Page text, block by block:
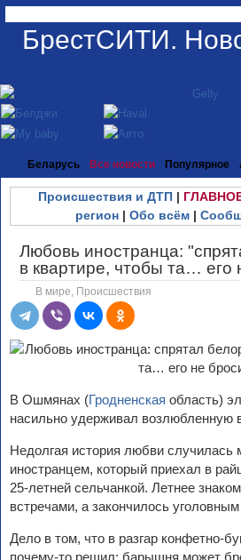
БрестСИТИ.
Беларусь Все новости Популярное
Происшествия и ДТП|
регион | Обо всём |
Любовь иностранца:
в квартире, чтобы та… его
В мире Происшествия
В Ошмянах (Гродненская область)
насильно удерживал возлюбленную
Недолгая история любви случилась
иностранцем, который приехал в
25-летней сельчанкой. Летнее
встречами, а закончилось
Дело в том, что в разгар конфетно-
почему-то решил: барышня может